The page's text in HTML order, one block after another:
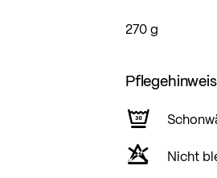
270 g
Nicht